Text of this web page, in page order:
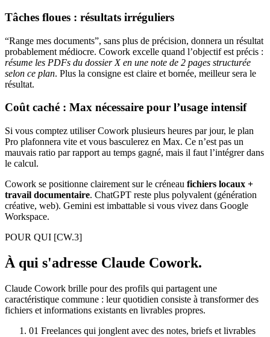
Tâches floues : résultats irréguliers
“Range mes documents”, sans plus de précision, donnera un résultat
probablement médiocre. Cowork excelle quand l’objectif est précis :
résume les PDFs du dossier X en une note de 2 pages structurée
selon ce plan. Plus la consigne est claire et bornée, meilleur sera le
résultat.
Coût caché : Max nécessaire pour l’usage intensif
Si vous comptez utiliser Cowork plusieurs heures par jour, le plan
Pro plafonnera vite et vous basculerez en Max. Ce n’est pas un
mauvais ratio par rapport au temps gagné, mais il faut l’intégrer dans
le calcul.
Cowork se positionne clairement sur le créneau fichiers locaux +
travail documentaire. ChatGPT reste plus polyvalent (génération
créative, web). Gemini est imbattable si vous vivez dans Google
Workspace.
POUR QUI [CW.3]
À qui s'adresse Claude Cowork.
Claude Cowork brille pour des profils qui partagent une
caractéristique commune : leur quotidien consiste à transformer des
fichiers et informations existants en livrables propres.
01 Freelances qui jonglent avec des notes, briefs et livrables